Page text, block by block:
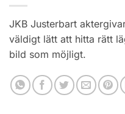
JKB Justerbart
väldigt lätt att hitta rätt
bild som möjligt.